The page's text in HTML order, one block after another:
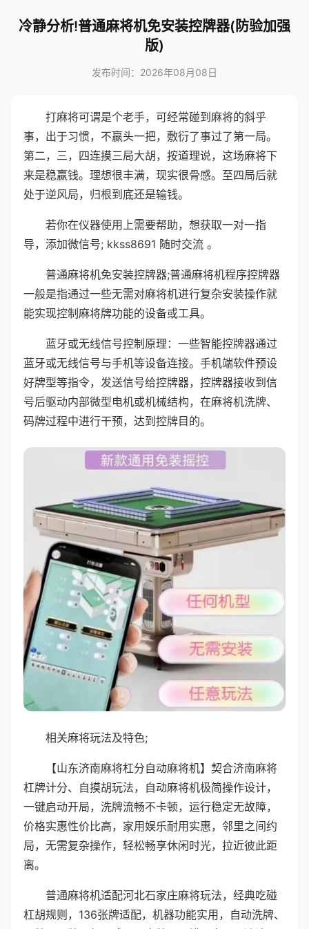
冷静分析!普通麻将机免安装控牌器(防验加强
版)
发布时间：2026年08月08日
打麻将可谓是个老手，可经常碰到麻将的斜乎
事，出于习惯，不赢头一把，敷衍了事过了第一局。
第二，三，四连摸三局大胡，按道理说，这场麻将下
来是稳赢钱。理想很丰满，现实很骨感。至四局后就
处于逆风局，归根到底还是输钱。
若你在仪器使用上需要帮助，想获取一对一指
导，添加微信号; kkss8691 随时交流 。
普通麻将机免安装控牌器;普通麻将机程序控牌器
一般是指通过一些无需对麻将机进行复杂安装操作就
能实现控制麻将牌功能的设备或工具。
蓝牙或无线信号控制原理：一些智能控牌器通过
蓝牙或无线信号与手机等设备连接。手机端软件预设
好牌型等指令，发送信号给控牌器，控牌器接收到信
号后驱动内部微型电机或机械结构，在麻将机洗牌、
码牌过程中进行干预，达到控牌目的。
相关麻将玩法及特色;
【山东济南麻将杠分自动麻将机】契合济南麻将
杠牌计分、自摸胡玩法，自动麻将机极简操作设计，
一键启动开局，洗牌流畅不卡顿，运行稳定无故障，
价格实惠性价比高，家用娱乐耐用实惠，邻里之间约
局，无需复杂操作，轻松畅享休闲时光，拉近彼此距
离。
普通麻将机适配河北石家庄麻将玩法，经典吃碰
杠胡规则，136张牌适配，机器功能实用，自动洗牌、